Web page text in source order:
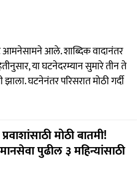
गट आमनेसामने आले. शाब्दिक वादानंतर
या घटनेदरम्यान सुमारे तीन ते
घटनेनंतर परिसरात मोठी गर्दी
मोठी बातमी!
पुढील ३ महिन्यांसाठी